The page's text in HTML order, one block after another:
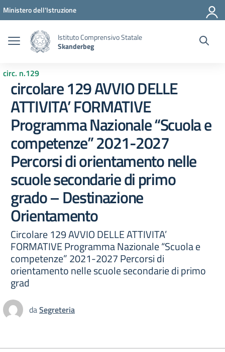
Vai ai contenuti
Vai al menu di navigazione
Vai al footer
Ministero dell'Istruzione
Istituto Comprensivo Statale
Skanderbeg
circ. n.129
circolare 129 AVVIO DELLE
ATTIVITA’ FORMATIVE
Programma Nazionale “Scuola e
competenze” 2021-2027
Percorsi di orientamento nelle
scuole secondarie di primo
grado – Destinazione
Orientamento
Circolare 129 AVVIO DELLE ATTIVITA’
FORMATIVE Programma Nazionale “Scuola e
competenze” 2021-2027 Percorsi di
orientamento nelle scuole secondarie di primo
grad
daSegreteria